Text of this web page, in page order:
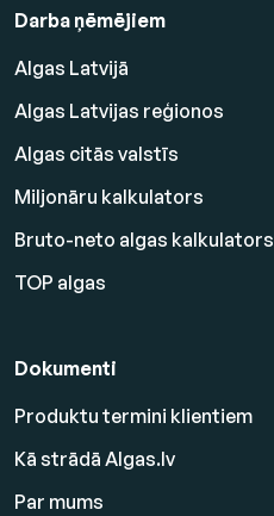
Darba ņēmējiem
Algas Latvijā
Algas Latvijas reģionos
Algas citās valstīs
Miljonāru kalkulators
Bruto-neto algas kalkulators
TOP algas
Dokumenti
Produktu termini klientiem
Kā strādā Algas.lv
Par mums